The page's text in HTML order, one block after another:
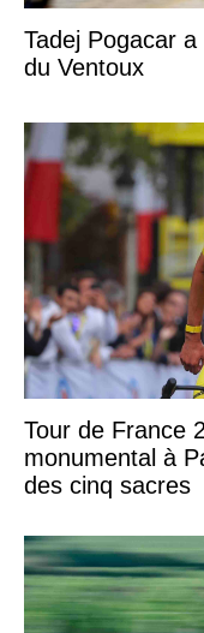
Tadej Pogacar
du Ventoux
Tour de France
monumental à
des cinq sacres